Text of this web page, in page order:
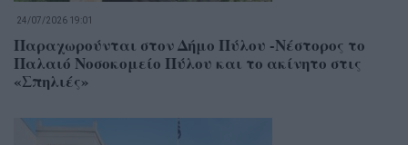
24/07/2026 19:01
Παραχωρούνται στον Δήμο Πύλου -Νέστορος το
Παλαιό Νοσοκομείο Πύλου και το ακίνητο στις
«Σπηλιές»